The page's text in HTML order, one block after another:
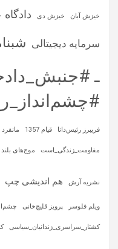
خیزش آبان خیزش دی
سرمایه‌ دیجیتالی
ـ
فریبرز رئیس‌دانا قیام 1357 مانفرد
مقاومت_زندگی_است موج‌های
نشریه آرش هم اندیشی چپ
ویلم فلوسر پرویز قلیچ‌خانی
کشتار_سراسری_زندانیان_سیاسی